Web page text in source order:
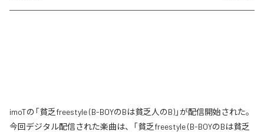
imoTの「貧乏freestyle (B-BOYのBは貧乏人のB)」が配信開始された。
今回デジタル配信された楽曲は、「貧乏freestyle (B-BOYのBは貧乏